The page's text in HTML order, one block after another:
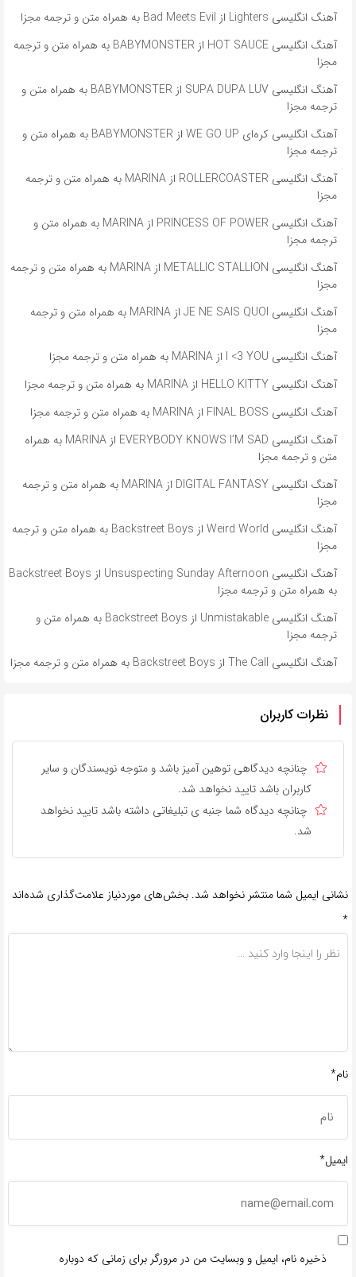
آهنگ انگلیسی Lighters از Bad Meets Evil به همراه متن و ترجمه مجزا
آهنگ انگلیسی HOT SAUCE از BABYMONSTER به همراه متن و ترجمه
مجزا
آهنگ انگلیسی SUPA DUPA LUV از BABYMONSTER به همراه متن و
ترجمه مجزا
آهنگ انگلیسی کره‌ای WE GO UP از BABYMONSTER به همراه متن و
ترجمه مجزا
آهنگ انگلیسی ROLLERCOASTER از MARINA به همراه متن و ترجمه
مجزا
آهنگ انگلیسی PRINCESS OF POWER از MARINA به همراه متن و
ترجمه مجزا
آهنگ انگلیسی METALLIC STALLION از MARINA به همراه متن و ترجمه
مجزا
آهنگ انگلیسی JE NE SAIS QUOI از MARINA به همراه متن و ترجمه
مجزا
آهنگ انگلیسی I <3 YOU از MARINA به همراه متن و ترجمه مجزا
آهنگ انگلیسی HELLO KITTY از MARINA به همراه متن و ترجمه مجزا
آهنگ انگلیسی FINAL BOSS از MARINA به همراه متن و ترجمه مجزا
آهنگ انگلیسی EVERYBODY KNOWS I’M SAD از MARINA به همراه
متن و ترجمه مجزا
آهنگ انگلیسی DIGITAL FANTASY از MARINA به همراه متن و ترجمه
مجزا
آهنگ انگلیسی Weird World از Backstreet Boys به همراه متن و ترجمه
مجزا
آهنگ انگلیسی Unsuspecting Sunday Afternoon از Backstreet Boys
به همراه متن و ترجمه مجزا
آهنگ انگلیسی Unmistakable از Backstreet Boys به همراه متن و
ترجمه مجزا
آهنگ انگلیسی The Call از Backstreet Boys به همراه متن و ترجمه مجزا
نظرات کاربران
چنانچه دیدگاهی توهین آمیز باشد و متوجه نویسندگان و سایر
کاربران باشد تایید نخواهد شد.
چنانچه دیدگاه شما جنبه ی تبلیغاتی داشته باشد تایید نخواهد
شد.
نشانی ایمیل شما منتشر نخواهد شد. بخش‌های موردنیاز علامت‌گذاری شده‌اند
*
نام*
ایمیل*
ذخیره نام، ایمیل و وبسایت من در مرورگر برای زمانی که دوباره